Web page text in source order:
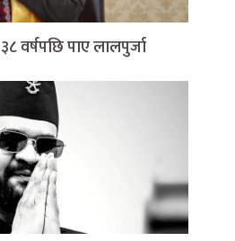
वर्षपछि पाए लालपुर्जा